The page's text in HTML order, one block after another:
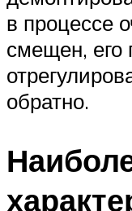
в процессе
смещен, его
обратно.